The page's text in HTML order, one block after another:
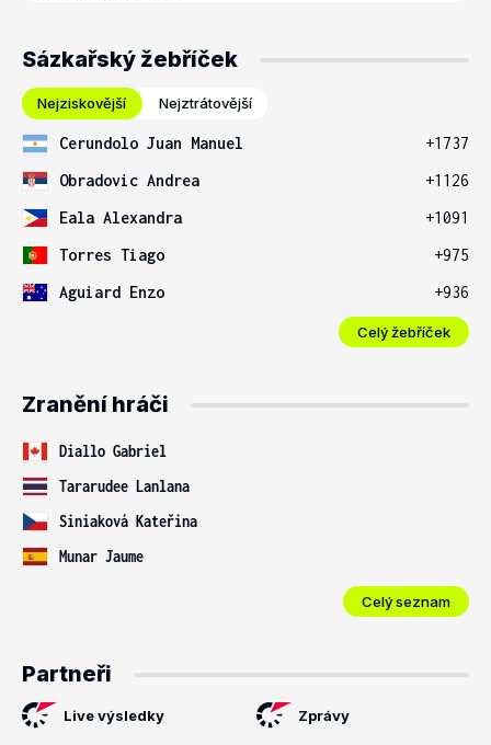
Sázkařský žebříček
Nejziskovější Nejztrátovější
Cerundolo Juan Manuel
+1737
Obradovic Andrea
+1126
Eala Alexandra
+1091
Torres Tiago
+975
Aguiard Enzo
+936
Celý žebříček
Zranění hráči
Diallo Gabriel
Tararudee Lanlana
Siniaková Kateřina
Munar Jaume
Celý seznam
Partneři
Live výsledky Zprávy